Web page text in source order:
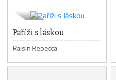
Paříži s láskou
Raisin Rebecca